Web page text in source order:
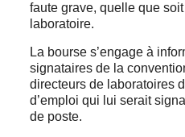
faute grave, quelle que
laboratoire.
La bourse s’engage à
signataires de la
directeurs de laboratoires
d’emploi qui lui serait
de poste.